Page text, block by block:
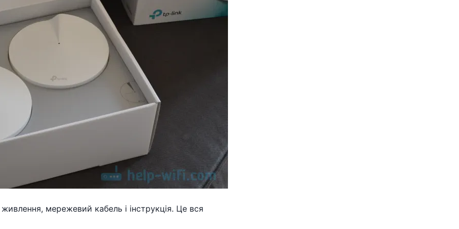
мережевий кабель і інструкція. Це вся